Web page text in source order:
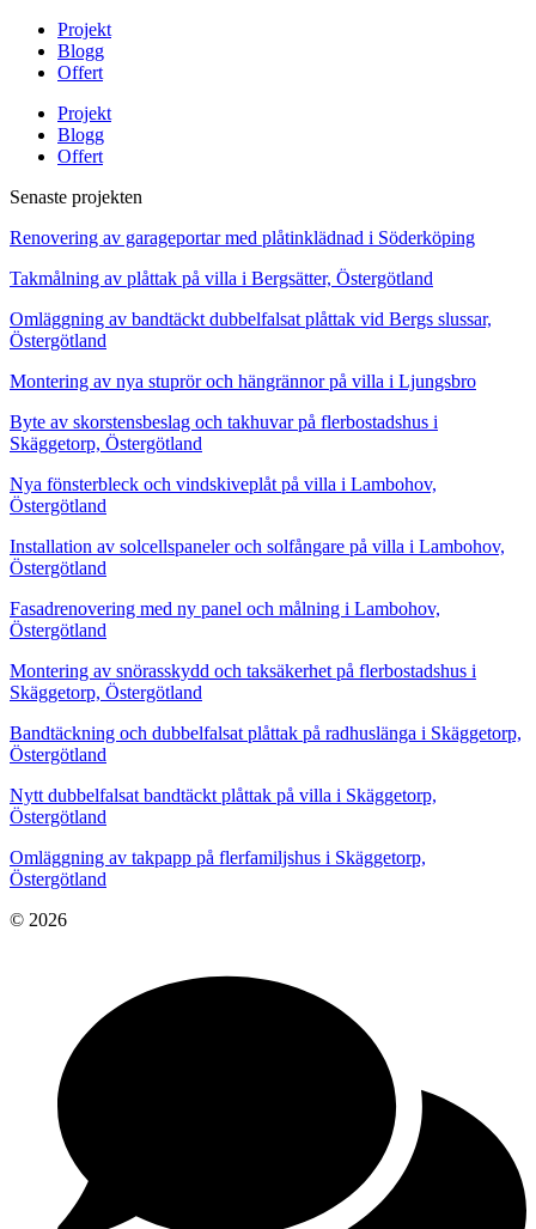
Projekt
Blogg
Offert
Projekt
Blogg
Offert
Senaste projekten
Renovering av garageportar med plåtinklädnad i Söderköping
Takmålning av plåttak på villa i Bergsätter, Östergötland
Omläggning av bandtäckt dubbelfalsat plåttak vid Bergs slussar,
Östergötland
Montering av nya stuprör och hängrännor på villa i Ljungsbro
Byte av skorstensbeslag och takhuvar på flerbostadshus i
Skäggetorp, Östergötland
Nya fönsterbleck och vindskiveplåt på villa i Lambohov,
Östergötland
Installation av solcellspaneler och solfångare på villa i Lambohov,
Östergötland
Fasadrenovering med ny panel och målning i Lambohov,
Östergötland
Montering av snörasskydd och taksäkerhet på flerbostadshus i
Skäggetorp, Östergötland
Bandtäckning och dubbelfalsat plåttak på radhuslänga i Skäggetorp,
Östergötland
Nytt dubbelfalsat bandtäckt plåttak på villa i Skäggetorp,
Östergötland
Omläggning av takpapp på flerfamiljshus i Skäggetorp,
Östergötland
© 2026